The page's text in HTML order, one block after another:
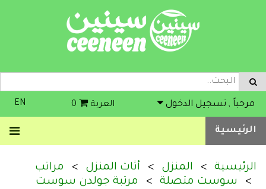
مرحباً , تسجيل الدخول العربة EN
الرئيسية
الرئيسية المنزل أثاث المنزل
مراتب
سوست متصلة
مرتبة جولدن سوست